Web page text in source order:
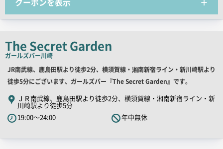
チ
The Secret Garden
ガールズバー川崎
店
舗
PR
キ
ャ
チ
JR南武線、鹿島田駅より徒歩2分、横須賀線・湘南新宿ライン・新川崎駅より
徒歩5分にございます、ガールズバー『The Secret Garden』です。
ＪＲ南武線、鹿島田駅より徒歩2分、横須賀線・湘南新宿ライン・新
川崎駅より徒歩5分
19:00～24:00
年中無休